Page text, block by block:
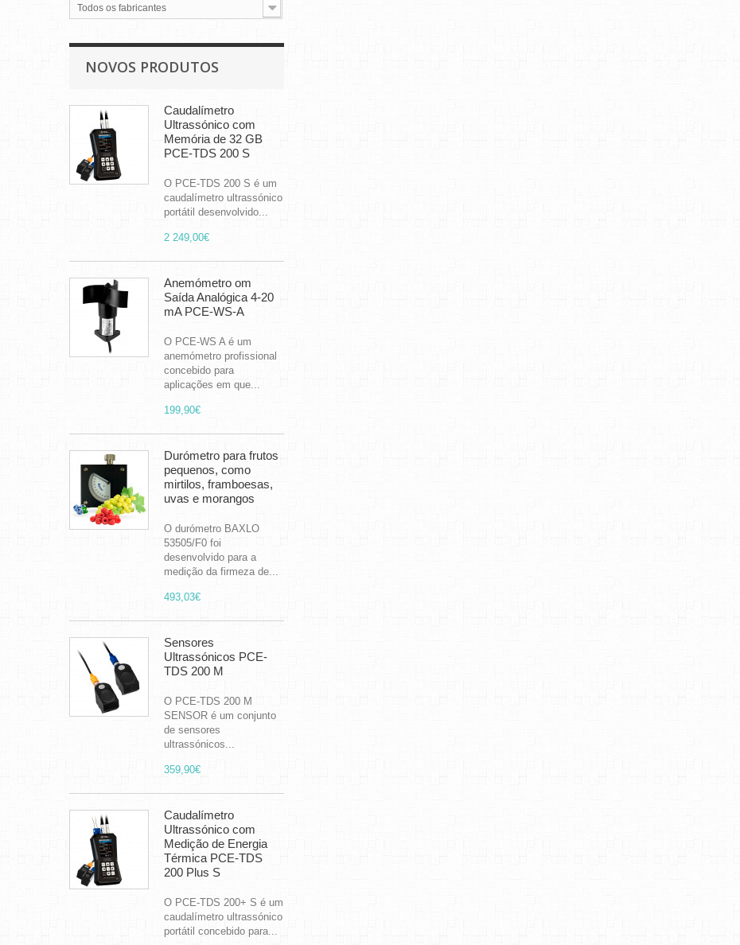
Todos os fabricantes
NOVOS PRODUTOS
Caudalímetro
Ultrassónico com
Memória de 32 GB
PCE-TDS 200 S
O PCE-TDS 200 S é um
caudalímetro ultrassónico
portátil desenvolvido...
2 249,00€
Anemómetro om
Saída Analógica 4-20
mA PCE-WS-A
O PCE-WS A é um
anemómetro profissional
concebido para
aplicações em que...
199,90€
Durómetro para frutos
pequenos, como
mirtilos, framboesas,
uvas e morangos
O durómetro BAXLO
53505/F0 foi
desenvolvido para a
medição da firmeza de...
493,03€
Sensores
Ultrassónicos PCE-
TDS 200 M
O PCE-TDS 200 M
SENSOR é um conjunto
de sensores
ultrassónicos...
359,90€
Caudalímetro
Ultrassónico com
Medição de Energia
Térmica PCE-TDS
200 Plus S
O PCE-TDS 200+ S é um
caudalímetro ultrassónico
portátil concebido para...